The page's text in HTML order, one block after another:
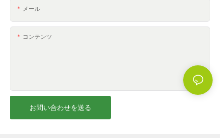
メール
コンテンツ
お問い合わせを送る